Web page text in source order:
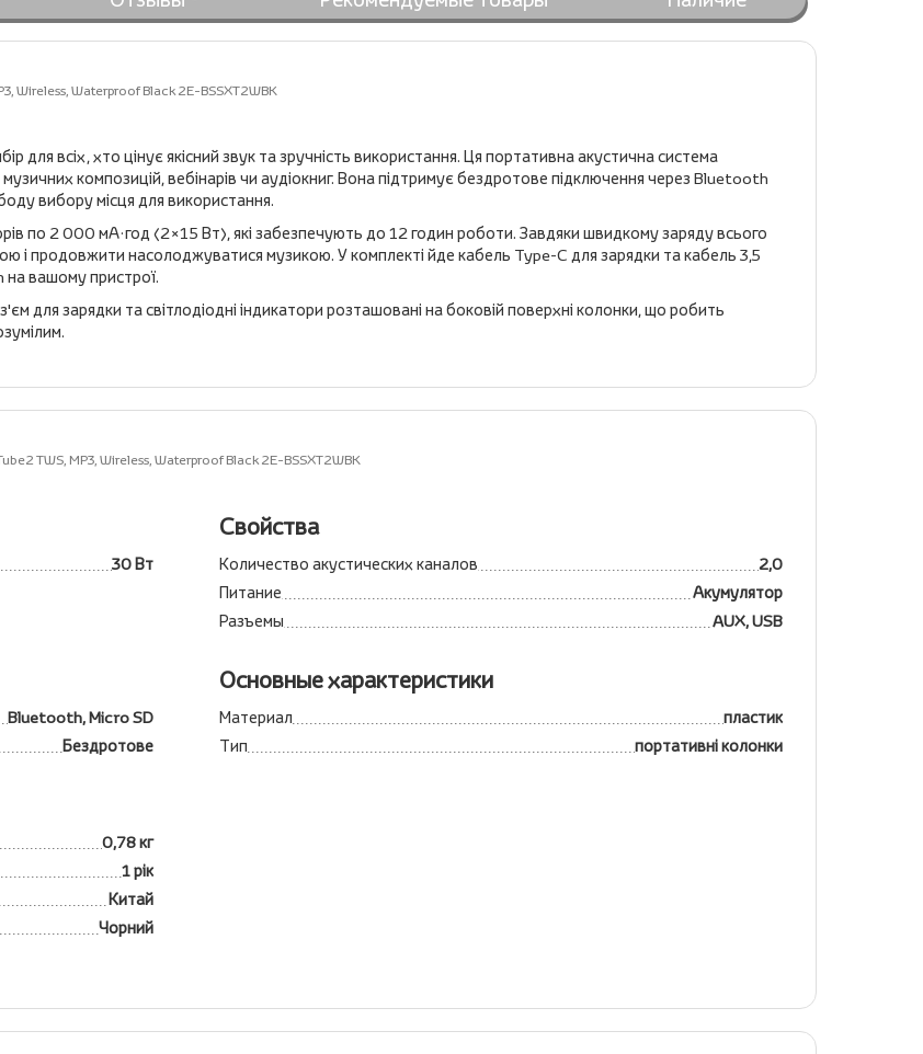
Wireless, Waterproof Black 2E-BSSXT2WBK
для всіх, хто цінує якісний звук та зручність використання. Ця портативна акустична система
композицій, вебінарів чи аудіокниг. Вона підтримує бездротове підключення через Bluetooth
вибору місця для використання.
по 2 000 мА·год (2×15 Вт), які забезпечують до 12 годин роботи. Завдяки швидкому заряду всього
і продовжити насолоджуватися музикою. У комплекті йде кабель Type-C для зарядки та кабель 3,5
на вашому пристрої.
для зарядки та світлодіодні індикатори розташовані на боковій поверхні колонки, що робить
TWS, MP3, Wireless, Waterproof Black 2E-BSSXT2WBK
30 Вт
Свойства
Количество акустических каналов
2,0
Питание
Акумулятор
Разъемы
AUX, USB
Bluetooth, Micro SD
Бездротове
Основные характеристики
Материал
пластик
Тип
портативні колонки
0,78 кг
1 рік
Китай
Чорний